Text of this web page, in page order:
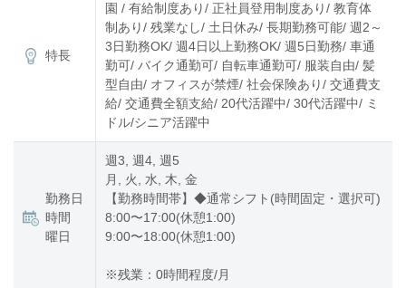
特長
園 / 有給制度あり/ 正社員登用制度あり/ 教育体
制あり/ 残業なし/ 土日休み/ 長期勤務可能/ 週2～
3日勤務OK/ 週4日以上勤務OK/ 週5日勤務/ 車通
勤可/ バイク通勤可/ 自転車通勤可/ 服装自由/ 髪
型自由/ オフィスが禁煙/ 社会保険あり/ 交通費支
給/ 交通費全額支給/ 20代活躍中/ 30代活躍中/ ミ
ドル/シニア活躍中
勤務日
時間
曜日
週3, 週4, 週5
月, 火, 水, 木, 金
【勤務時間帯】◆通常シフト(時間固定・選択可)
8:00〜17:00(休憩1:00)
9:00〜18:00(休憩1:00)
※残業：0時間程度/月